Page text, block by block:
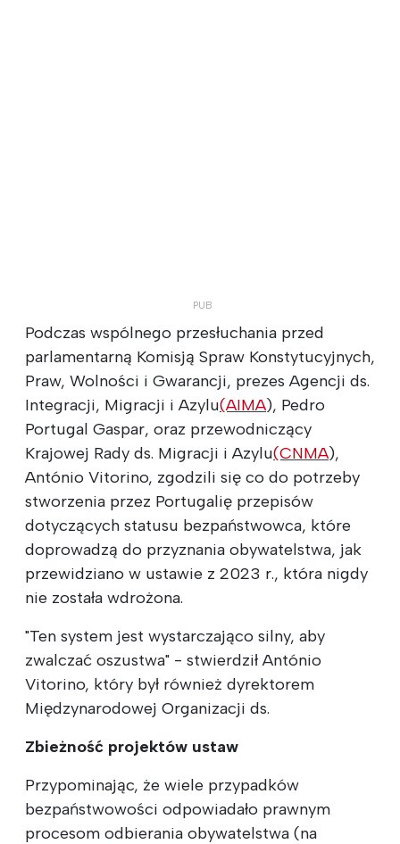
Podczas wspólnego przesłuchania przed
parlamentarną Komisją Spraw Konstytucyjnych,
Praw, Wolności i Gwarancji, prezes Agencji ds.
Integracji, Migracji i Azylu(AIMA), Pedro
Portugal Gaspar, oraz przewodniczący
Krajowej Rady ds. Migracji i Azylu(CNMA),
António Vitorino, zgodzili się co do potrzeby
stworzenia przez Portugalię przepisów
dotyczących statusu bezpaństwowca, które
doprowadzą do przyznania obywatelstwa, jak
przewidziano w ustawie z 2023 r., która nigdy
nie została wdrożona.
"Ten system jest wystarczająco silny, aby
zwalczać oszustwa" - stwierdził António
Vitorino, który był również dyrektorem
Międzynarodowej Organizacji ds.
Zbieżność projektów ustaw
Przypominając, że wiele przypadków
bezpaństwowości odpowiadało prawnym
procesom odbierania obywatelstwa (na